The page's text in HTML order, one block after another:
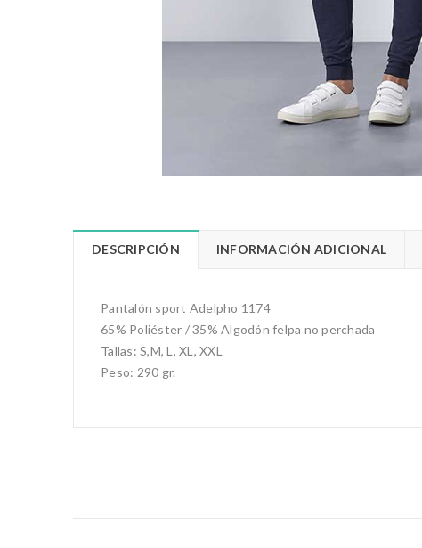
DESCRIPCIÓN INFORMACIÓN ADICIONAL
Pantalón sport Adelpho 1174
65% Poliéster / 35% Algodón felpa no perchada
Tallas: S,M, L, XL, XXL
Peso: 290 gr.